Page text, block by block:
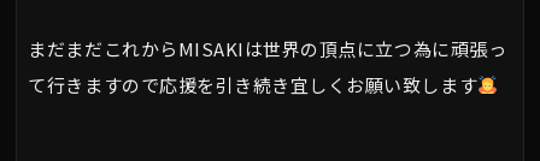
まだまだこれからMISAKIは世界の頂点に立つ為に頑張っ
て行きますので応援を引き続き宜しくお願い致します